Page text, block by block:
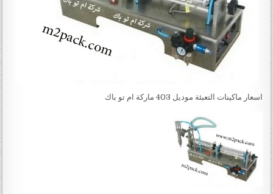
اسعار ماكينات التعبئة موديل 403 ماركة ام تو باك